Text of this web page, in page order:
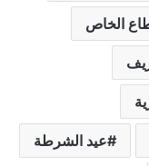
الخاص
عيد الشرطة